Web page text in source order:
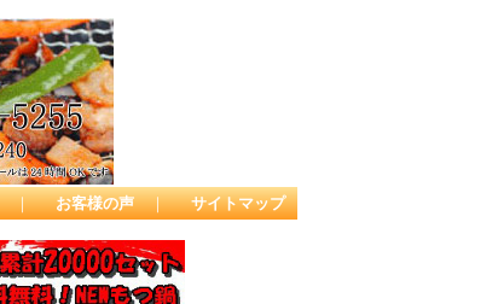
｜ お客様の声 ｜ サイトマップ